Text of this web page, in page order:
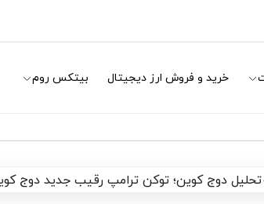
خرید و فروش ارز دیجیتال بیتکس روم
تحلیل دوج کوین؛ توکن ترامپ رقیب جدید دوج کوین (۳۰ دی